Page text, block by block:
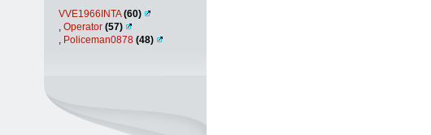
VVE1966INTA(60)
Operator (57)
Policeman0878 (48)